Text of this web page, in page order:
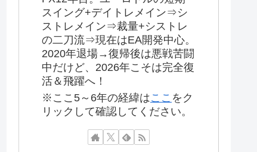
スイング+デイトレメイン⇒シ
ストレメイン⇒裁量+シストレ
の二刀流⇒現在はEA開発中心。
2020年退場→復帰後は悪戦苦闘
中だけど、2026年こそは完全復
活＆飛躍へ！
※ここ5～6年の経緯はここ をク
リックして確認してください。